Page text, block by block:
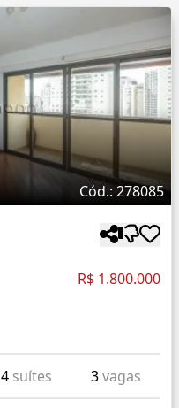
Cód.: 278085
R$ 1.800.000
4 suítes 3vagas